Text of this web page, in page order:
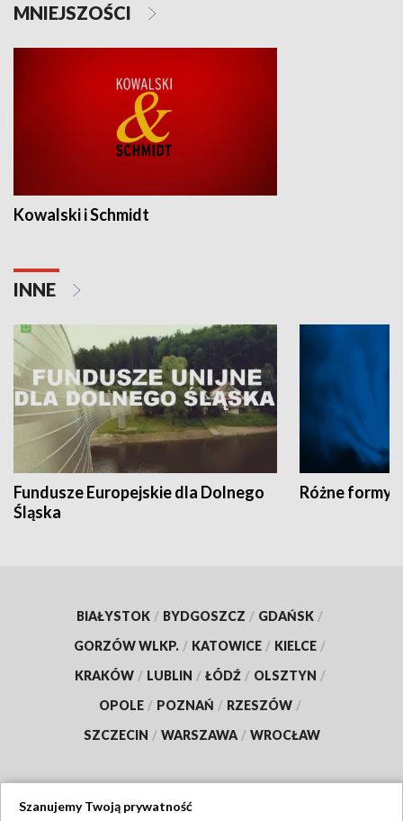
MNIEJSZOŚCI
Kowalski i Schmidt
INNE
Fundusze Europejskie dla Dolnego
Śląska
Różne formy
BIAŁYSTOK / BYDGOSZCZ / GDAŃSK /
GORZÓW WLKP. / KATOWICE / KIELCE /
KRAKÓW / LUBLIN / ŁÓDŹ / OLSZTYN /
OPOLE / POZNAŃ / RZESZÓW /
SZCZECIN / WARSZAWA / WROCŁAW
Szanujemy Twoją prywatność